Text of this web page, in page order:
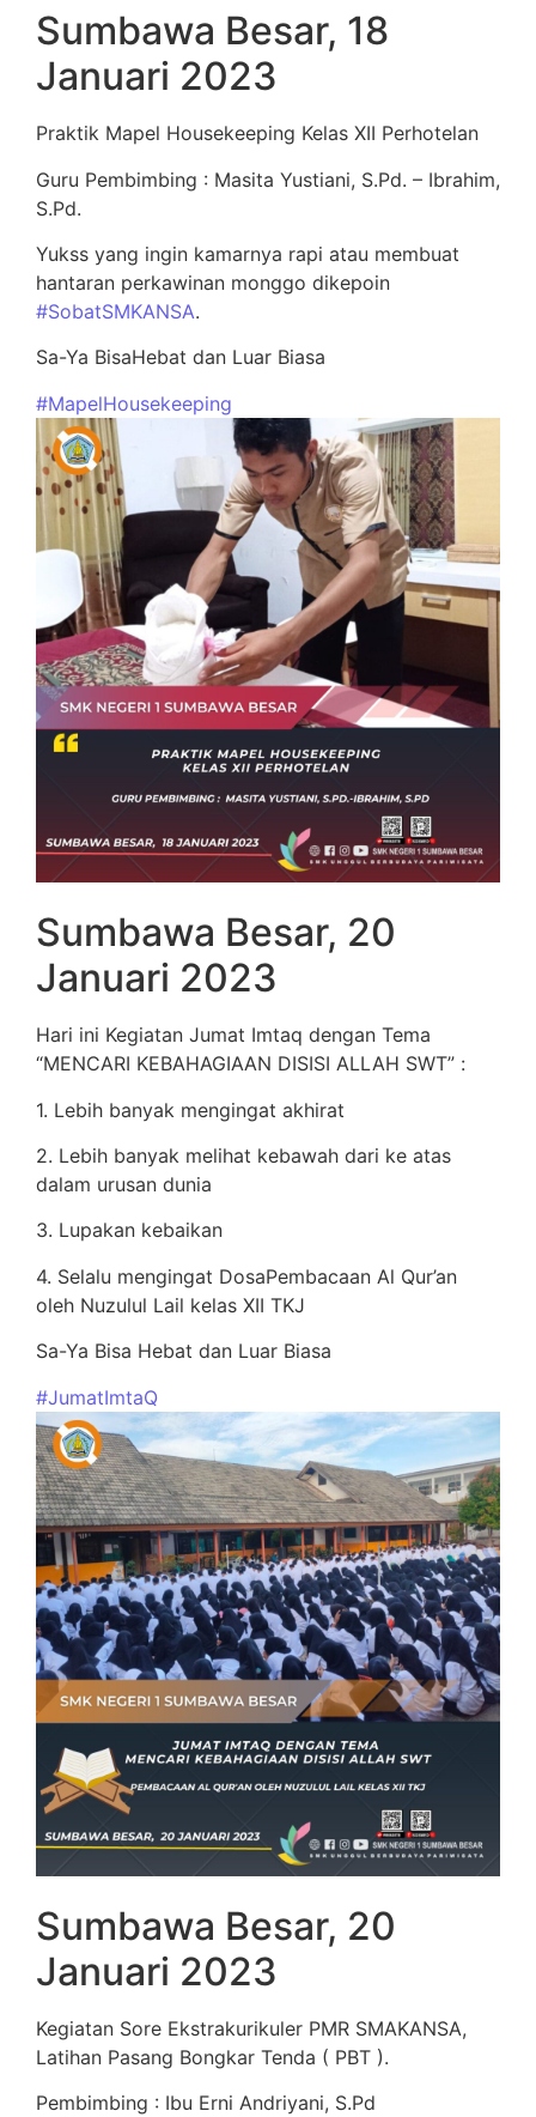
Sumbawa Besar, 18
Januari 2023
Praktik Mapel Housekeeping Kelas XII Perhotelan
Guru Pembimbing : Masita Yustiani, S.Pd. – Ibrahim,
S.Pd.
Yukss yang ingin kamarnya rapi atau membuat
hantaran perkawinan monggo dikepoin
#SobatSMKANSA.
Sa-Ya BisaHebat dan Luar Biasa
#MapelHousekeeping
Sumbawa Besar, 20
Januari 2023
Hari ini Kegiatan Jumat Imtaq dengan Tema
“MENCARI KEBAHAGIAAN DISISI ALLAH SWT” :
1. Lebih banyak mengingat akhirat
2. Lebih banyak melihat kebawah dari ke atas
dalam urusan dunia
3. Lupakan kebaikan
4. Selalu mengingat DosaPembacaan Al Qur’an
oleh Nuzulul Lail kelas XII TKJ
Sa-Ya Bisa Hebat dan Luar Biasa
#JumatImtaQ
Sumbawa Besar, 20
Januari 2023
Kegiatan Sore Ekstrakurikuler PMR SMAKANSA,
Latihan Pasang Bongkar Tenda ( PBT ).
Pembimbing : Ibu Erni Andriyani, S.Pd